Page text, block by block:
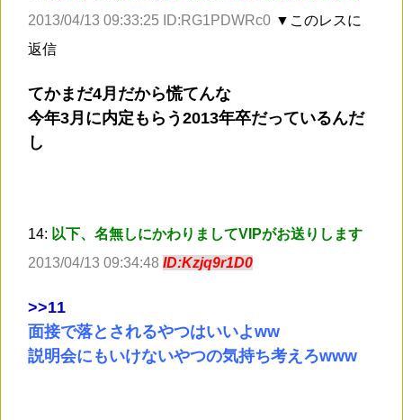
2013/04/13 09:33:25 ID:RG1PDWRc0 ▼このレスに
返信
てかまだ4月だから慌てんな
今年3月に内定もらう2013年卒だっているんだ
し
14: 以下、名無しにかわりましてVIPがお送りします
2013/04/13 09:34:48 ID:Kzjq9r1D0
>>11
面接で落とされるやつはいいよww
説明会にもいけないやつの気持ち考えろwww